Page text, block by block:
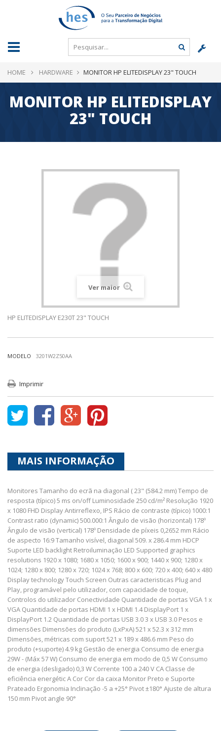
HOME HARDWARE MONITOR HP ELITEDISPLAY 23" TOUCH
MONITOR HP ELITEDISPLAY
23" TOUCH
Ver maior
HP ELITEDISPLAY E230T 23" TOUCH
MODELO 3201W2Z50AA
Imprimir
MAIS INFORMAÇÃO
Monitores Tamanho do ecrã na diagonal ( 23" (584.2 mm) Tempo de
resposta (típico) 5 ms on/off Luminosidade 250 cd/m² Resolução 1920
x 1080 FHD Display Antirreflexo, IPS Rácio de contraste (típico) 1000:1
Contrast ratio (dynamic) 500.000:1 Ângulo de visão (horizontal) 178º
Ângulo de visão (vertical) 178º Densidade de píxeis 0,2652 mm Rácio
de aspecto 16:9 Tamanho visível, diagonal 509. x 286.4 mm HDCP
Suporte LED backlight Retroiluminação LED Supported graphics
resolutions 1920 x 1080; 1680 x 1050; 1600 x 900; 1440 x 900; 1280 x
1024; 1280 x 800; 1280 x 720; 1024 x 768; 800 x 600; 720 x 400; 640 x 480
Display technology Touch Screen Outras caracteristicas Plug and
Play, programável pelo utilizador, com capacidade de toque,
Controlos do utilizador Conectividade Quantidade de portas VGA 1 x
VGA Quantidade de portas HDMI 1 x HDMI 1.4 DisplayPort 1 x
DisplayPort 1.2 Quantidade de portas USB 3.0 3 x USB 3.0 Pesos e
dimensões Dimensões do produto (LxPxA) 521 x 52.3 x 312 mm
Dimensões, métricas com suport 521 x 189 x 486.6 mm Peso do
produto (+suporte) 4.9 kg Gestão de energia Consumo de energia
29W - (Máx 57 W) Consumo de energia em modo de 0,5 W Consumo
de energia (desligado) 0,3 W Corrente 100 a 240 V CA Classe de
eficiência energétic A Cor Cor da caixa Monitor Preto e Suporte
Prateado Ergonomia Inclinação -5 a +25° Pivot ±180° Ajuste de altura
150 mm Pivot angle 90°